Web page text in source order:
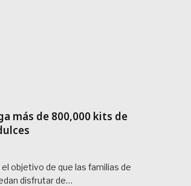
más de 800,000 kits de
objetivo de que las familias de
disfrutar de…